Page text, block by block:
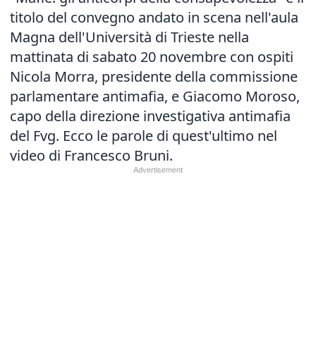
titolo del convegno andato in scena nell'aula
Magna dell'Università di Trieste nella
mattinata di sabato 20 novembre con ospiti
Nicola Morra, presidente della commissione
parlamentare antimafia, e Giacomo Moroso,
capo della direzione investigativa antimafia
del Fvg. Ecco le parole di quest'ultimo nel
video di Francesco Bruni.